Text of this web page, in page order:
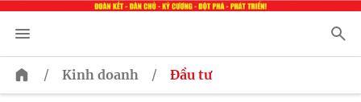
/ Kinh doanh / Đầu tư